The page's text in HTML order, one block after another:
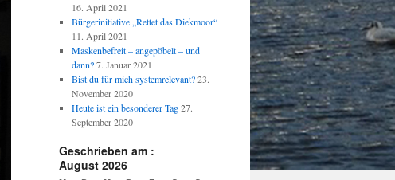
16. April 2021
Bürgerinitiative „Rettet das Diekmoor“
11. April 2021
Maskenbefreit – angepöbelt – und
dann? 7. Januar 2021
Bist du für mich systemrelevant? 23.
November 2020
Heute ist ein besonderer Tag 27.
September 2020
Geschrieben am :
August 2026